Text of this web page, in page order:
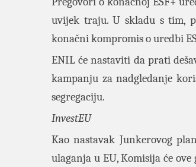
uvijek traju. U skladu s tim,
konačni kompromis o uredbi
ENIL će nastaviti da prati
kampanju za nadgledanje
segregaciju.
InvestEU
Kao nastavak Junkerovog
ulaganja u EU, Komisija će